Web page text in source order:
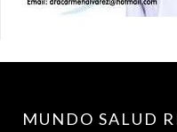
MUNDO SALUD